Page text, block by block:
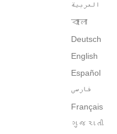
العربية
বাংলা
Deutsch
English
Español
فارسی
Français
ગુજરાતી